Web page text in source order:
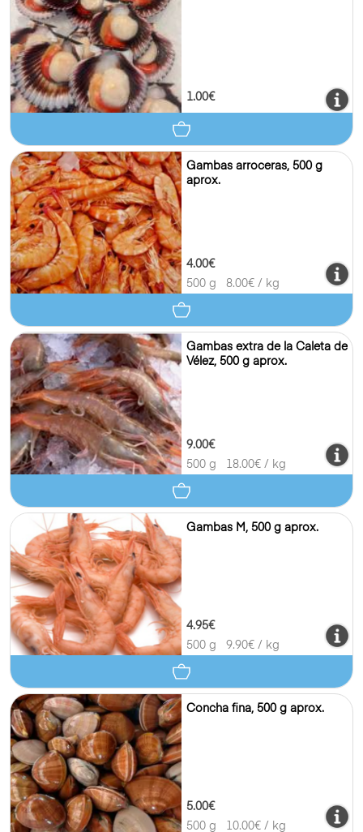
1.00€
Gambas arroceras, 500 g
aprox.
4.00€
500 g
8.00€ / kg
Gambas extra de la Caleta de
Vélez, 500 g aprox.
9.00€
500 g
18.00€ / kg
Gambas M, 500 g aprox.
4.95€
500 g
9.90€ / kg
Concha fina, 500 g aprox.
5.00€
500 g
10.00€ / kg